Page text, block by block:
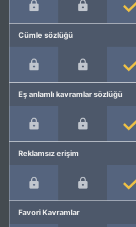
Cümle sözlüğü
Eş anlamlı kavramlar sözlüğü
Reklamsız erişim
Favori Kavramlar